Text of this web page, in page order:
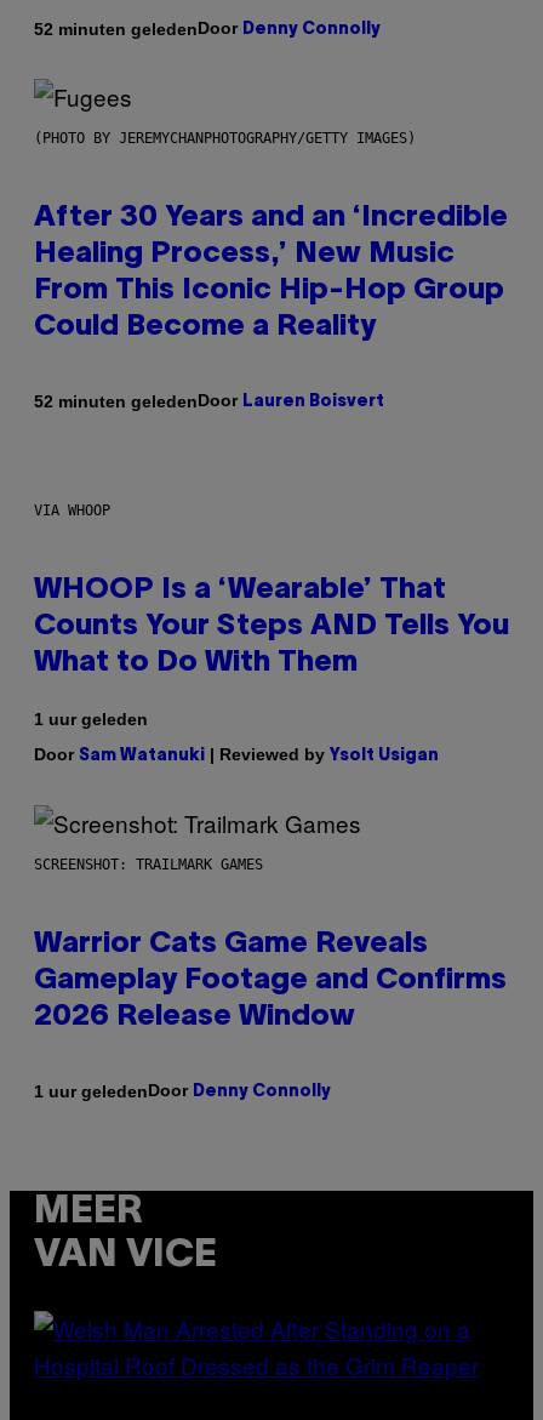
52 minuten geledenDoor Denny Connolly
(PHOTO BY JEREMYCHANPHOTOGRAPHY/GETTY IMAGES)
After 30 Years and an ‘Incredible
Healing Process,’ New Music
From This Iconic Hip-Hop Group
Could Become a Reality
52 minuten geledenDoor Lauren Boisvert
VIA WHOOP
WHOOP Is a ‘Wearable’ That
Counts Your Steps AND Tells You
What to Do With Them
1 uur geleden
Door Sam Watanuki | Reviewed by Ysolt Usigan
SCREENSHOT: TRAILMARK GAMES
Warrior Cats Game Reveals
Gameplay Footage and Confirms
2026 Release Window
1 uur geledenDoor Denny Connolly
MEER
VAN VICE